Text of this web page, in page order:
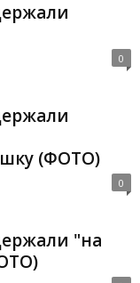
0
(ФОТО)
0
"на